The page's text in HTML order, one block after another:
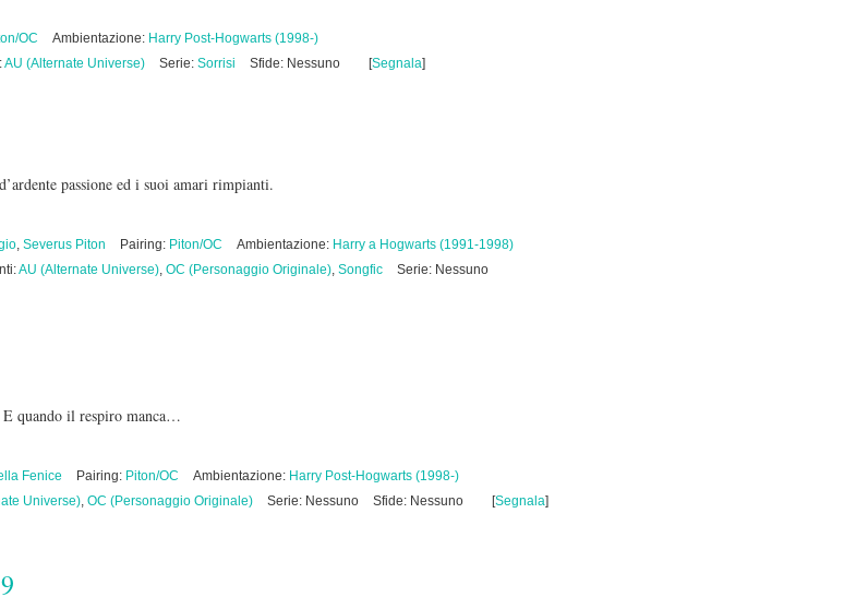
OC Ambientazione: Harry Post-Hogwarts (1998-)
AU (Alternate Universe) Serie: Sorrisi Sfide: Nessuno [Segnala]
passione ed i suoi amari rimpianti.
, Severus Piton Pairing: Piton/OC Ambientazione: Harry a Hogwarts (1991-1998)
AU (Alternate Universe), OC (Personaggio Originale), Songfic
Serie: Nessuno
E quando il respiro manca…
Fenice Pairing: Piton/OC Ambientazione: Harry Post-Hogwarts (1998-)
Universe), OC (Personaggio Originale) Serie: Nessuno Sfide: Nessuno [Segnala]